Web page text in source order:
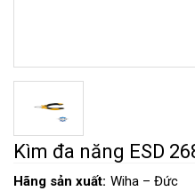
Kìm đa năng ESD
Hãng sản xuất: Wiha – Đức